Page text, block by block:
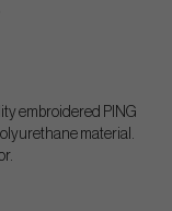
embroidered PING
material.